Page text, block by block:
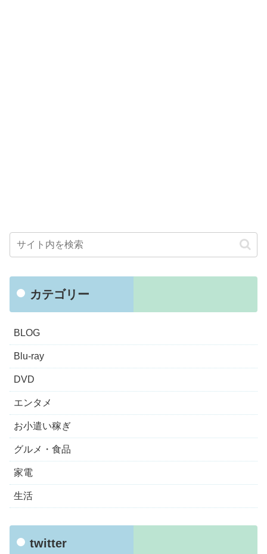
カテゴリー
BLOG
Blu-ray
DVD
エンタメ
お小遣い稼ぎ
グルメ・食品
家電
生活
twitter